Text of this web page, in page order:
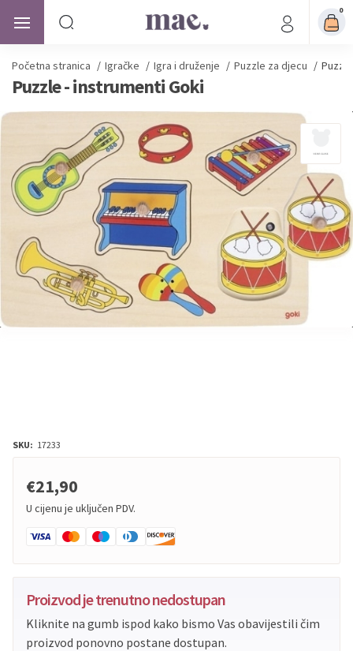
0
Početna stranica / Igračke / Igra i druženje / Puzzle za djecu /
Puzzle - instrumenti Goki
SKU: 17233
€21,90
U cijenu je uključen PDV.
Proizvod je trenutno nedostupan
Kliknite na gumb ispod kako bismo Vas obavijestili čim
proizvod ponovno postane dostupan.